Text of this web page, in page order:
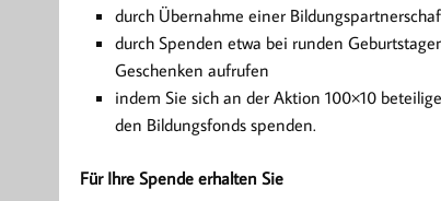
durch Übernahme einer
durch Spenden etwa bei runden
Geschenken aufrufen
indem Sie sich an der Aktion 100×10
den Bildungsfonds spenden.
Für Ihre Spende erhalten Sie